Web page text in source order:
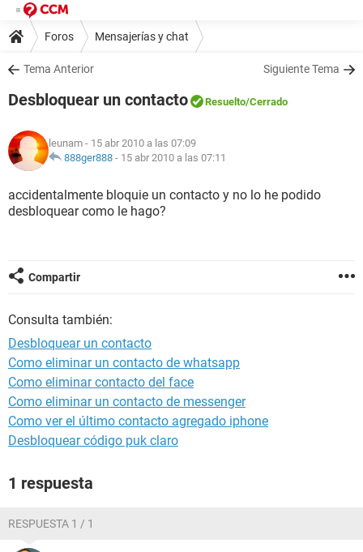
Foros Mensajerías y chat
Tema Anterior Siguiente Tema
Desbloquear un contacto Resuelto/Cerrado
leunam - 15 abr 2010 a las 07:09
888ger888 - 15 abr 2010 a las 07:11
accidentalmente bloquie un contacto y no lo he podido
desbloquear como le hago?
Compartir
Consulta también:
Desbloquear un contacto
Como eliminar un contacto de whatsapp
Como eliminar contacto del face
Como eliminar un contacto de messenger
Como ver el último contacto agregado iphone
Desbloquear código puk claro
1 respuesta
RESPUESTA 1 / 1